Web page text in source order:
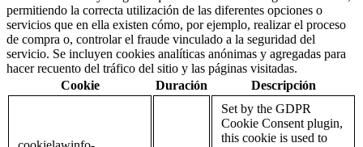
permitiendo la correcta utilización de las diferentes opciones o
servicios que en ella existen cómo, por ejemplo, realizar el proceso
de compra o, controlar el fraude vinculado a la seguridad del
servicio. Se incluyen cookies analíticas anónimas y agregadas para
hacer recuento del tráfico del sitio y las páginas visitadas.
Cookie
Duración Descripción
Set by the GDPR
Cookie Consent plugin,
this cookie is used to